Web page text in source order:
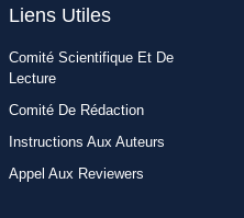
Liens Utiles​
Comité Scientifique Et De
Lecture
Comité De Rédaction
Instructions Aux Auteurs
Appel Aux Reviewers